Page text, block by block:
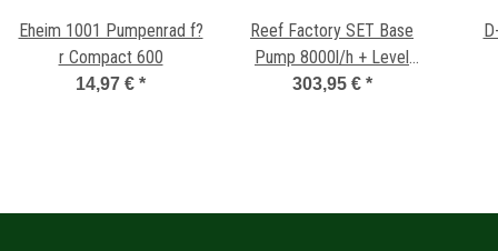
Eheim 1001 Pumpenrad f?
r Compact 600
14,97 € *
Reef Factory SET Base
Pump 8000l/h + Level
Sensor
303,95 € *